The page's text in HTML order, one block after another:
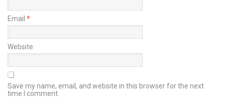
Email *
Website
Save my name, email, and website in this browser for the next
time I comment.